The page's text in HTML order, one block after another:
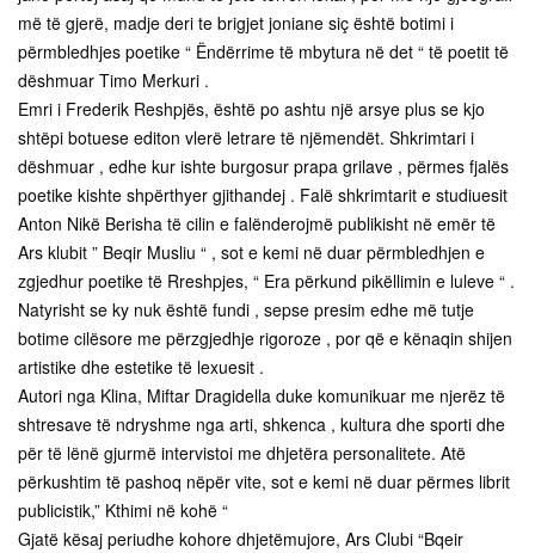
më të gjerë, madje deri te brigjet joniane siç është botimi i
përmbledhjes poetike “ Ëndërrime të mbytura në det “ të poetit të
dëshmuar Timo Merkuri .
Emri i Frederik Reshpjës, është po ashtu një arsye plus se kjo
shtëpi botuese editon vlerë letrare të njëmendët. Shkrimtari i
dëshmuar , edhe kur ishte burgosur prapa grilave , përmes fjalës
poetike kishte shpërthyer gjithandej . Falë shkrimtarit e studiuesit
Anton Nikë Berisha të cilin e falënderojmë publikisht në emër të
Ars klubit ” Beqir Musliu “ , sot e kemi në duar përmbledhjen e
zgjedhur poetike të Rreshpjes, “ Era përkund pikëllimin e luleve “ .
Natyrisht se ky nuk është fundi , sepse presim edhe më tutje
botime cilësore me përzgjedhje rigoroze , por që e kënaqin shijen
artistike dhe estetike të lexuesit .
Autori nga Klina, Miftar Dragidella duke komunikuar me njerëz të
shtresave të ndryshme nga arti, shkenca , kultura dhe sporti dhe
për të lënë gjurmë intervistoi me dhjetëra personalitete. Atë
përkushtim të pashoq nëpër vite, sot e kemi në duar përmes librit
publicistik,” Kthimi në kohë “
Gjatë kësaj periudhe kohore dhjetëmujore, Ars Clubi “Bqeir